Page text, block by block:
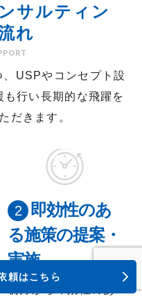
サルティン
れ
USPやコンセプト設
も行い長期的な飛躍を
だきます。
即効性のあ
る施策の提案・
実施
頼はこちら